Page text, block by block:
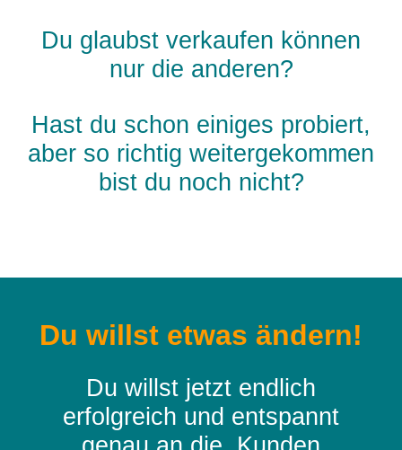
Du glaubst verkaufen können
nur die anderen?
Hast du schon einiges probiert,
aber so richtig weitergekommen
bist du noch nicht?
Du willst etwas ändern!
Du willst jetzt endlich
erfolgreich und entspannt